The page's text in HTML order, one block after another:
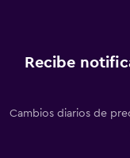
Recibe
Cambios diarios de